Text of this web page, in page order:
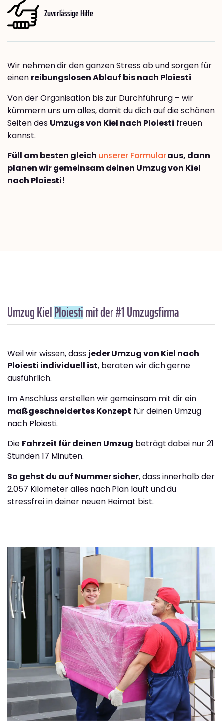
Zuverlässige Hilfe
Wir nehmen dir den ganzen Stress ab und sorgen für
einen reibungslosen Ablauf bis nach Ploiesti
Von der Organisation bis zur Durchführung – wir
kümmern uns um alles, damit du dich auf die schönen
Seiten des Umzugs von Kiel nach Ploiesti freuen
kannst.
Füll am besten gleich unserer Formularaus, dann
planen wir gemeinsam deinen Umzug von Kiel
nach Ploiesti!
Umzug KielPloiestimit der #1 Umzugsfirma
Weil wir wissen, dass jeder Umzug von Kiel nach
Ploiesti individuell ist, beraten wir dich gerne
ausführlich.
Im Anschluss erstellen wir gemeinsam mit dir ein
maßgeschneidertes Konzept für deinen Umzug
nach Ploiesti.
Die Fahrzeit für deinen Umzug beträgt dabei nur 21
Stunden 17 Minuten.
So gehst du auf Nummer sicher, dass innerhalb der
2.057 Kilometer alles nach Plan läuft und du
stressfrei in deiner neuen Heimat bist.